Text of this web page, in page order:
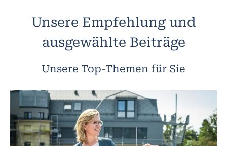
Unsere Empfehlung und
ausgewählte Beiträge
Unsere Top-Themen für Sie